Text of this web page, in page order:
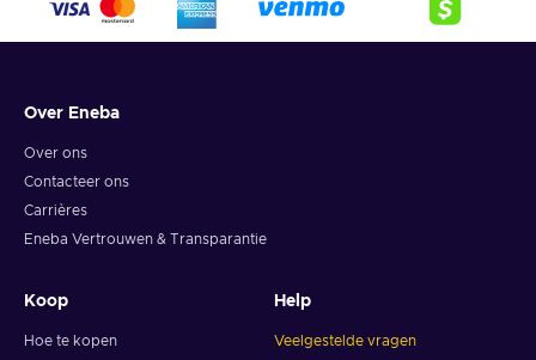
Over Eneba
Over ons
Contacteer ons
Carrières
Eneba Vertrouwen & Transparantie
Koop
Hoe te kopen
Help
Veelgestelde vragen